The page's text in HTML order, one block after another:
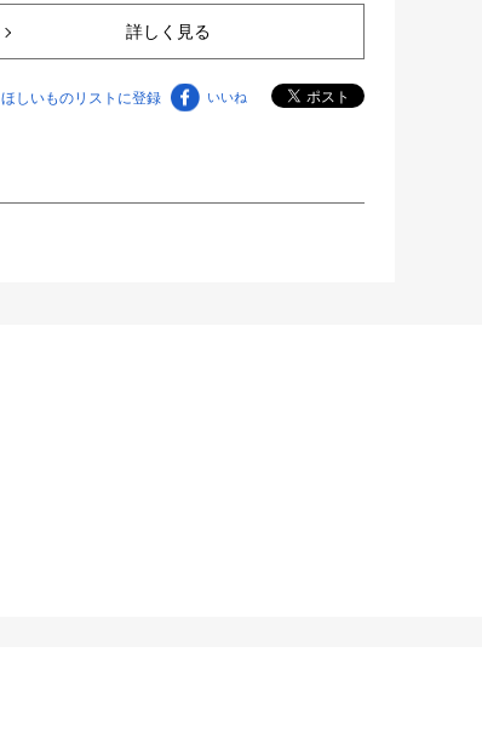
詳しく見る
ほしいものリストに登録 いいね